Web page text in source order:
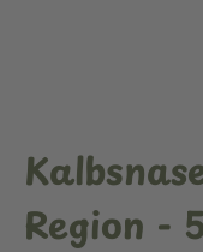
Region -